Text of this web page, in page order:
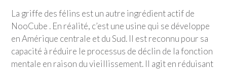
La griffe des félins est un autre ingrédient actif de
NooCube . En réalité, c’est une usine qui se développe
en Amérique centrale et du Sud. Il est reconnu pour sa
capacité à réduire le processus de déclin de la fonction
mentale en raison du vieillissement. Il agit en réduisant